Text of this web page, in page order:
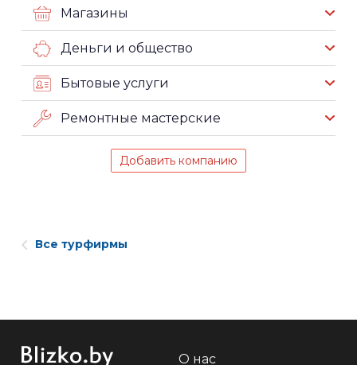
Магазины
Деньги и общество
Бытовые услуги
Ремонтные мастерские
Добавить компанию
Все турфирмы
О нас